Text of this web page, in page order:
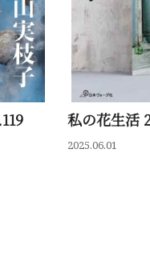
私の花生活
2025.06.01